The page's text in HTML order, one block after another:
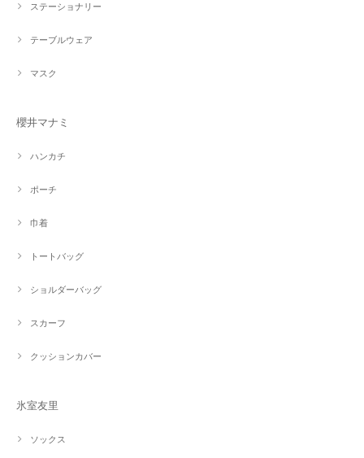
ステーショナリー
テーブルウェア
マスク
櫻井マナミ
ハンカチ
ポーチ
巾着
トートバッグ
ショルダーバッグ
スカーフ
クッションカバー
氷室友里
ソックス